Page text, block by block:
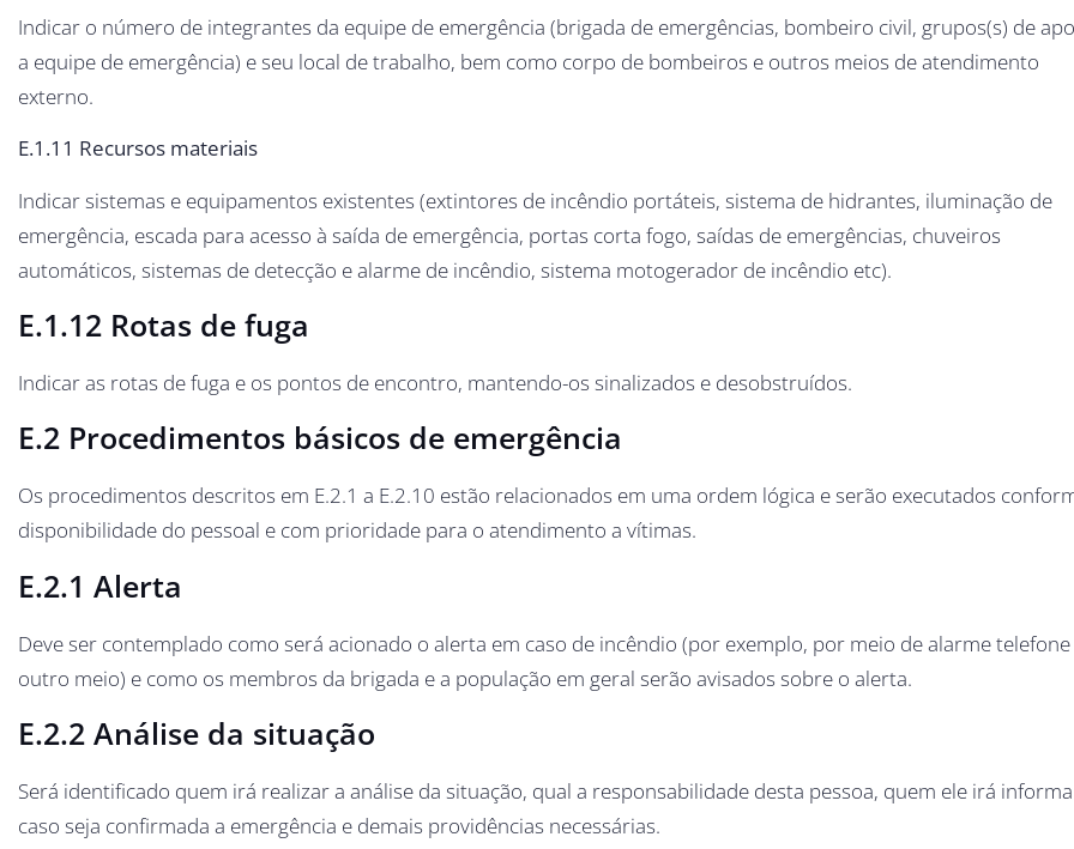
Indicar o número de integrantes da equipe de emergência (brigada de emergências, bombeiro civil, grupos(s) de
a equipe de emergência) e seu local de trabalho, bem como corpo de bombeiros e outros meios de atendimento
externo.
E.1.11 Recursos materiais
Indicar sistemas e equipamentos existentes (extintores de incêndio portáteis, sistema de hidrantes, iluminação de
emergência, escada para acesso à saída de emergência, portas corta fogo, saídas de emergências, chuveiros
automáticos, sistemas de detecção e alarme de incêndio, sistema motogerador de incêndio etc).
E.1.12 Rotas de fuga
Indicar as rotas de fuga e os pontos de encontro, mantendo-os sinalizados e desobstruídos.
E.2 Procedimentos básicos de emergência
Os procedimentos descritos em E.2.1 a E.2.10 estão relacionados em uma ordem lógica e serão executados
disponibilidade do pessoal e com prioridade para o atendimento a vítimas.
E.2.1 Alerta
Deve ser contemplado como será acionado o alerta em caso de incêndio (por exemplo, por meio de alarme
outro meio) e como os membros da brigada e a população em geral serão avisados sobre o alerta.
E.2.2 Análise da situação
Será identificado quem irá realizar a análise da situação, qual a responsabilidade desta pessoa, quem ele irá
caso seja confirmada a emergência e demais providências necessárias.